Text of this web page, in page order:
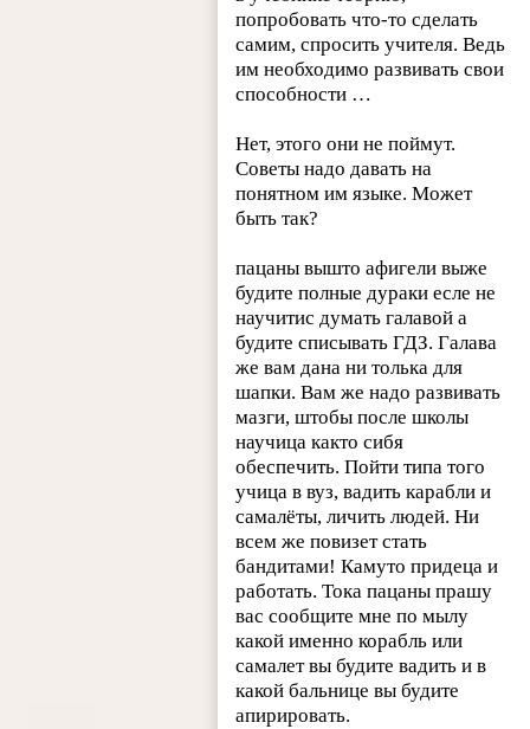
попробовать что-то сделать
самим, спросить учителя. Ведь
им необходимо развивать свои
способности …
Нет, этого они не поймут.
Советы надо давать на
понятном им языке. Может
быть так?
пацаны вышто афигели выже
будите полные дураки есле не
научитис думать галавой а
будите списывать ГДЗ. Галава
же вам дана ни толька для
шапки. Вам же надо развивать
мазги, штобы после школы
научица както сибя
обеспечить. Пойти типа того
учица в вуз, вадить карабли и
самалёты, личить людей. Ни
всем же повизет стать
бандитами! Камуто придеца и
работать. Тока пацаны прашу
вас сообщите мне по мылу
какой именно корабль или
самалет вы будите вадить и в
какой бальнице вы будите
апирировать.